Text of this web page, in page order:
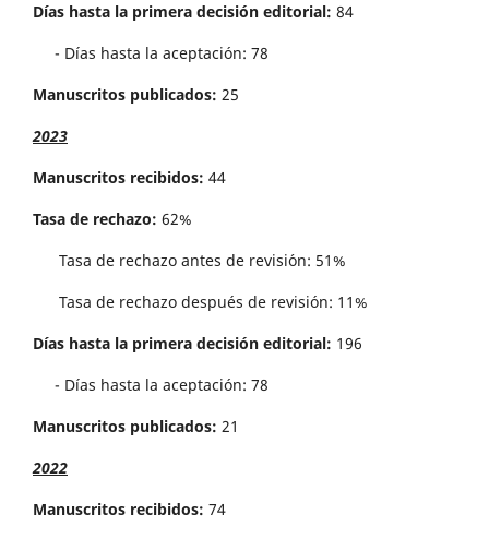
Días hasta la primera decisión editorial: 84
- Días hasta la aceptación: 78
Manuscritos publicados: 25
2023
Manuscritos recibidos: 44
Tasa de rechazo: 62%
Tasa de rechazo antes de revisi´on: 51%
Tasa de rechazo después de revisión: 11%
Días hasta la primera decisión editorial: 196
- Días hasta la aceptación: 78
Manuscritos publicados: 21
2022
Manuscritos recibidos: 74